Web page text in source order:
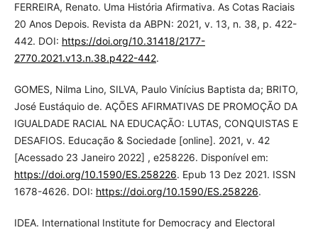
FERREIRA, Renato. Uma História Afirmativa. As Cotas Raciais
20 Anos Depois. Revista da ABPN: 2021, v. 13, n. 38, p. 422-
442. DOI: https://doi.org/10.31418/2177-
2770.2021.v13.n.38.p422-442.
GOMES, Nilma Lino, SILVA, Paulo Vinícius Baptista da; BRITO,
José Eustáquio de. AÇÕES AFIRMATIVAS DE PROMOÇÃO DA
IGUALDADE RACIAL NA EDUCAÇÃO: LUTAS, CONQUISTAS E
DESAFIOS. Educação & Sociedade [online]. 2021, v. 42
[Acessado 23 Janeiro 2022] , e258226. Disponível em:
https://doi.org/10.1590/ES.258226. Epub 13 Dez 2021. ISSN
1678-4626. DOI: https://doi.org/10.1590/ES.258226.
IDEA. International Institute for Democracy and Electoral